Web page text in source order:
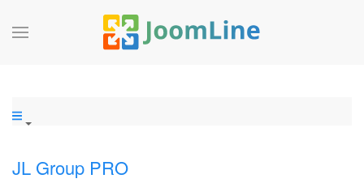
JL Group PRO